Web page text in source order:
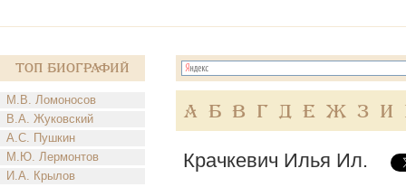
Топ Биографий
М.В. Ломоносов
В.А. Жуковский
А.С. Пушкин
М.Ю. Лермонтов
И.А. Крылов
А Б В Г Д Е Ж З И
Крачкевич Илья Ил.